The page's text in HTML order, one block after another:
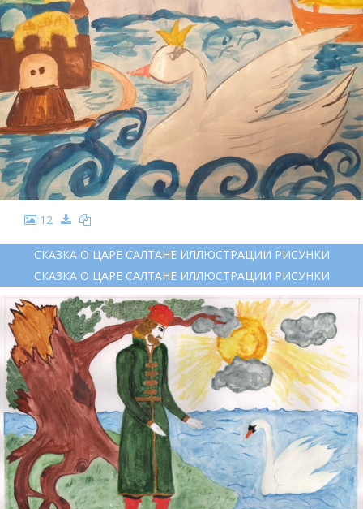
12
СКАЗКА О ЦАРЕ САЛТАНЕ ИЛЛЮСТРАЦИИ РИСУНКИ
СКАЗКА О ЦАРЕ САЛТАНЕ ИЛЛЮСТРАЦИИ РИСУНКИ